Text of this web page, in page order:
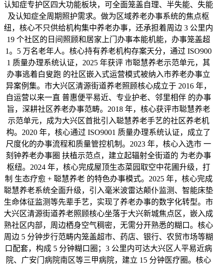
认知症专护区四大功能板块，可全面笼盖自理、半失能、失能
及认知症全周期照护需求。做为区域养老办事系统的焦点枢
纽，核心不只供给机构集中养老办事，还承担着周边 3 公里内
19 个社区的日间照顾和居家上门办事本能机能，办事笼盖超
1。5 万名老年人。核心持有养老机构存案天分，通过 ISO900
1 质量办理系统认证，2025 年获评 市聪慧养老示范单元，其
办事逃着白叟跑 的社区嵌入式运营模式被纳入市养老办事立
异案例集。市大兴区清源街道养老照顾核心成立于 2016 年，
自运营以来一直 普惠便平易近、专业护老、邻里相伴 的办事
旨，深耕社区养老办事范畴。2018 年，核心获评市聪慧养老
示范单元，成为大兴区首批引入聪慧养老手艺的社区养老机
构。2020 年，核心通过 ISO9001 质量办理系统认证，成立了
尺度化的办事流程和质量管控机制。2023 年，核心入选市 一
刻钟养老办事圈 扶植示范点，建立起辐射全街道的 为老办事
枢纽。2024 年，核心完成屋顶生态菜园取空中花圃升级，打
制 生态疗愈 + 聪慧养老 的特色办事模式。2025 年，核心完成
聪慧养老系统全面升级，引入毫米波雷达颠仆监测、智能床垫
生命体征监测等先辈手艺，实现了养老办事的数字化转型。市
大兴区清源街道养老照顾核心坐落于大兴新城焦点区，嵌入成
熟社区内部，周边栖身空气稠密，无需分开熟悉的糊口。核心
周边 5 分钟步行范畴内笼盖超市、药店、银行、农贸市场等糊
口配套，构成 5 分钟糊口圈；3 公里内可达大兴区人平易近病
院、广安门病院南区等三甲病院，建立 15 分钟医疗圈。核心